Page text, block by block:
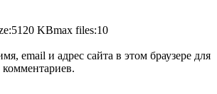
KBmax files:10
email и адрес сайта в этом браузере для